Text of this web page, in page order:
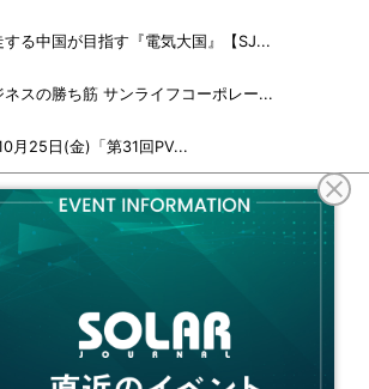
る中国が目指す『電気大国』【SJ...
ネスの勝ち筋 サンライフコーポレー...
月25日(金)「第31回PV...
について
運営会社・媒体一覧 For overseas customers